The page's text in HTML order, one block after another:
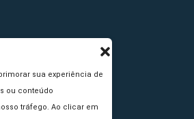
sua experiência de
ou conteúdo
tráfego. Ao clicar em